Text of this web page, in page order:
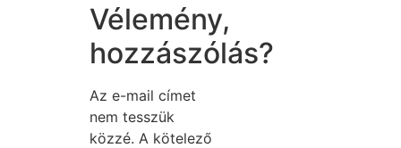
Vélemény,
hozzászólás?
Az e-mail címet
nem tesszük
közzé. A kötelező